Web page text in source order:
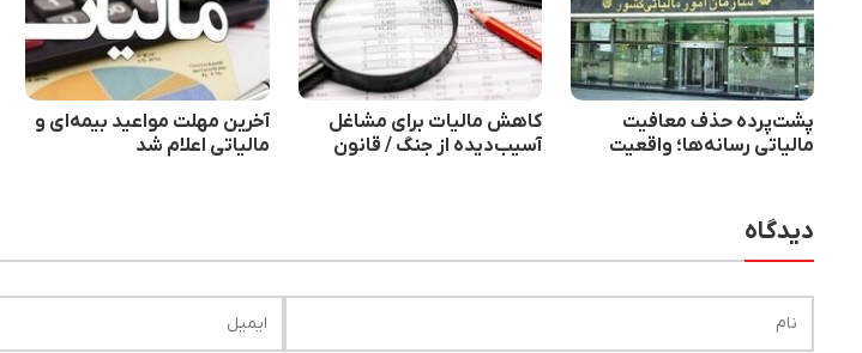
پشت‌پرده حذف معافیت
مالیاتی رسانه‌ها؛ واقعیت
کاهش مالیات برای مشاغل
آسیب‌دیده از جنگ / قانون
آخرین مهلت مواعید بیمه‌ای و
مالیاتی اعلام شد
دیدگاه